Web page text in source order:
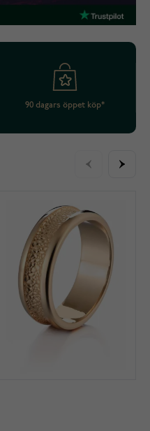
90 dagars öppet köp*